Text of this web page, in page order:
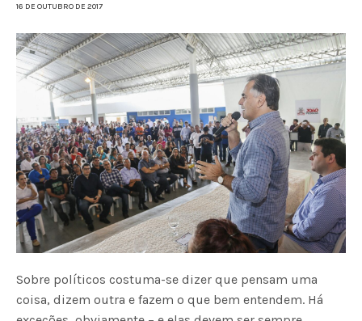
16 DE OUTUBRO DE 2017
Sobre políticos costuma-se dizer que pensam uma
coisa, dizem outra e fazem o que bem entendem. Há